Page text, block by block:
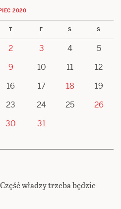
2020
T F S S
2 3 4
5
9 10 11
12
16 17 18
19
23 24 25
26
30
31
władzy trzeba będzie